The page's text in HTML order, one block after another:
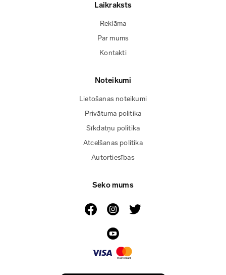
Laikraksts
Reklāma
Par mums
Kontakti
Noteikumi
Lietošanas noteikumi
Privātuma politika
Sīkdatņu politika
Atcelšanas politika
Autortiesības
Seko mums